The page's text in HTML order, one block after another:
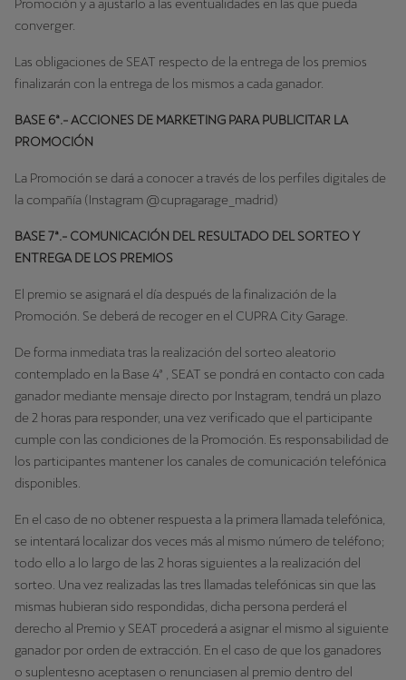
Promoción y a ajustarlo a las eventualidades en las que pueda
converger.
Las obligaciones de SEAT respecto de la entrega de los premios
finalizarán con la entrega de los mismos a cada ganador.
BASE 6ª.- ACCIONES DE MARKETING PARA PUBLICITAR LA
PROMOCIÓN
La Promoción se dará a conocer a través de los perfiles digitales de
la compañía (Instagram @cupragarage_madrid)
BASE 7ª.- COMUNICACIÓN DEL RESULTADO DEL SORTEO Y
ENTREGA DE LOS PREMIOS
El premio se asignará el día después de la finalización de la
Promoción. Se deberá de recoger en el CUPRA City Garage.
De forma inmediata tras la realización del sorteo aleatorio
contemplado en la Base 4ª , SEAT se pondrá en contacto con cada
ganador mediante mensaje directo por Instagram, tendrá un plazo
de 2 horas para responder, una vez verificado que el participante
cumple con las condiciones de la Promoción. Es responsabilidad de
los participantes mantener los canales de comunicación telefónica
disponibles.
En el caso de no obtener respuesta a la primera llamada telefónica,
se intentará localizar dos veces más al mismo número de teléfono;
todo ello a lo largo de las 2 horas siguientes a la realización del
sorteo. Una vez realizadas las tres llamadas telefónicas sin que las
mismas hubieran sido respondidas, dicha persona perderá el
derecho al Premio y SEAT procederá a asignar el mismo al siguiente
ganador por orden de extracción. En el caso de que los ganadores
o suplentesno aceptasen o renunciasen al premio dentro del